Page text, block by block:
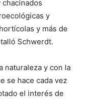
y
y más de
Schwerdt.
naturaleza y con la
se hace cada vez
el interés de